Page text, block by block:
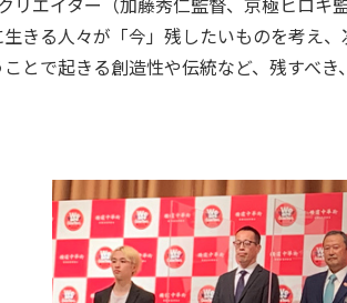
きる人々が「今」残したいものを考え
とで起きる創造性や伝統など、残すべ